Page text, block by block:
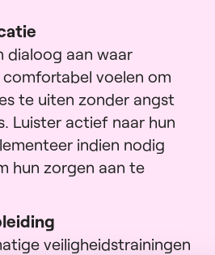
dialoog aan waar
voelen om
te uiten zonder angst
Luister actief naar hun
indien nodig
hun zorgen aan te
veiligheidstrainingen